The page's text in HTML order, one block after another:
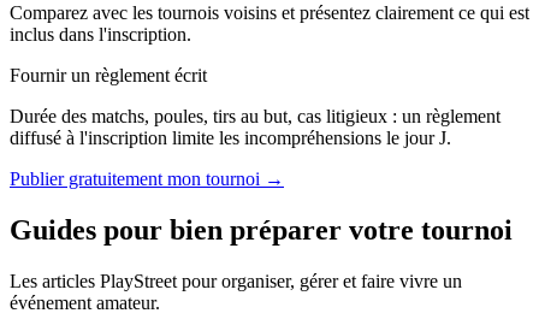
Comparez avec les tournois voisins et présentez clairement ce qui est
inclus dans l'inscription.
Fournir un règlement écrit
Durée des matchs, poules, tirs au but, cas litigieux : un règlement
diffusé à l'inscription limite les incompréhensions le jour J.
Publier gratuitement mon tournoi →
Guides pour bien préparer votre tournoi
Les articles PlayStreet pour organiser, gérer et faire vivre un
événement amateur.